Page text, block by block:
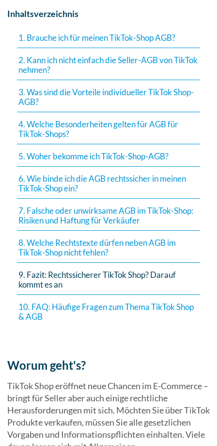
Inhaltsverzeichnis
1. Brauche ich für meinen TikTok-Shop AGB?
2. Kann ich nicht einfach die Seller-AGB von TikTok
nehmen?
3. Was sind die Vorteile individueller TikTok Shop-
AGB?
4. Welche Besonderheiten gelten für AGB für
TikTok-Shops?
5. Woher bekomme ich TikTok-Shop-AGB?
6. Wie binde ich die AGB rechtssicher in meinen
TikTok-Shop ein?
7. Falsche oder unwirksame AGB im TikTok-Shop:
Risiken und Haftung für Verkäufer
8. Welche Rechtstexte dürfen neben AGB im
TikTok-Shop nicht fehlen?
9. Fazit: Rechtssicherer TikTok Shop? Darauf
kommt es an
10. FAQ: Häufige Fragen zum Thema TikTok Shop
& AGB
Worum geht's?
TikTok Shop eröffnet neue Chancen im E-Commerce –
bringt für Seller aber auch einige rechtliche
Herausforderungen mit sich. Möchten Sie über TikTok
Produkte verkaufen, müssen Sie alle gesetzlichen
Vorgaben und Informationspflichten einhalten. Viele